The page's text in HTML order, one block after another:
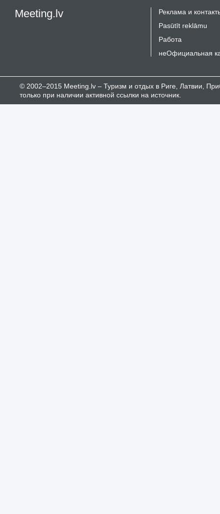
Meeting.lv
Реклама и
Pasūtīt reklāmu
Работа
неОфициальная
© 2002–2015 Meeting.lv – Туризм и отдых в Риге, Латвии,
только при наличии активной ссылки на источник.